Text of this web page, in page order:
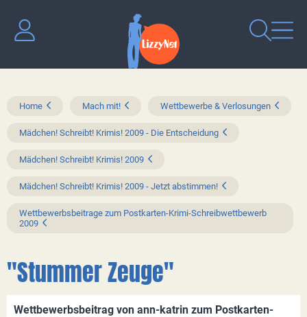
Home Mach mit! Wettbewerbe & Verlosungen
Mädchen! Schreibt! Krimis! 2009 - Die Entscheidung
Mädchen! Schreibt! Krimis! 2009
Mädchen! Schreibt! Krimis! 2009 - Jetzt abstimmen!
Wettbewerbsbeitrage zum Postkarten-Krimi-Schreibwettbewerb
2009
"Stummer Zeuge"
Wettbewerbsbeitrag von ann-katrin zum Postkarten-